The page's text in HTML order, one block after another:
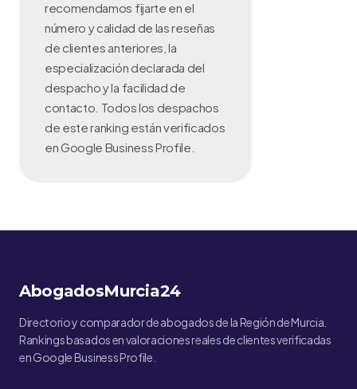
recomendamos fijarte en el
número y calidad de las reseñas
de clientes anteriores, la
especialización declarada del
despacho y la facilidad de
contacto. Todos los despachos
de este ranking están verificados
en Google Business Profile.
AbogadosMurcia24
Directorio y comparador de abogados de la Región de Murcia.
Rankings basados en valoraciones reales de clientes verificadas
en Google Business Profile.